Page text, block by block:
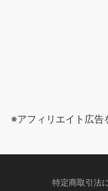
※アフィリエイト広告
特定商取引法